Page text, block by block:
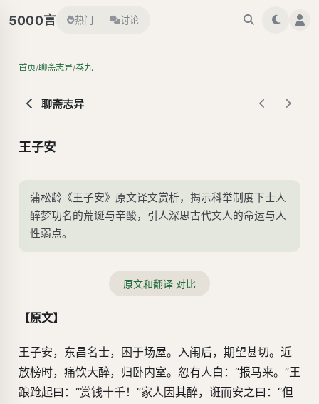
5000言 热门 讨论
首页/聊斋志异/卷九
聊斋志异
王子安
蒲松龄《王子安》原文译文赏析，揭示科举制度下士人
醉梦功名的荒诞与辛酸，引人深思古代文人的命运与人
性弱点。
原文和翻译 对比
【原文】
王子安，东昌名士，困于场屋。入闱后，期望甚切。近
放榜时，痛饮大醉，归卧内室。忽有人白：“报马来。”王
踉跄起曰：“赏钱十千！”家人因其醉，诳而安之曰：“但